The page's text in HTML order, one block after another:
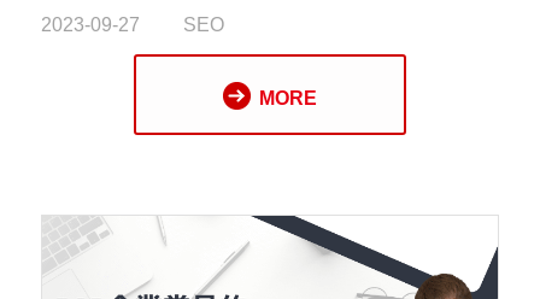
面扮演關鍵角色。搜索引擎，如 Google，通過
評估網站內容來確定排名。當您創建高品質內容
時，不僅創建品牌價值，還能吸引更多訪問者，
2023-09-27 SEO
MORE